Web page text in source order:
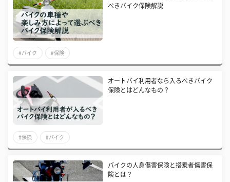
べきバイク保険解説
#バイク #保険
オートバイ利用者なら入るべきバイク
保険とはどんなもの？
#保険 #バイク
バイクの人身傷害保険と搭乗者傷害保
険とは？